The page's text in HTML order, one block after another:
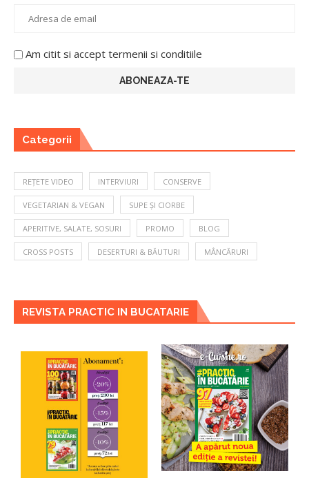
Am citit si accept termenii si conditiile
Categorii
REȚETE VIDEO INTERVIURI CONSERVE
VEGETARIAN & VEGAN SUPE ȘI CIORBE
APERITIVE, SALATE, SOSURI PROMO BLOG
CROSS POSTS DESERTURI & BĂUTURI MÂNCĂRURI
REVISTA PRACTIC IN BUCATARIE